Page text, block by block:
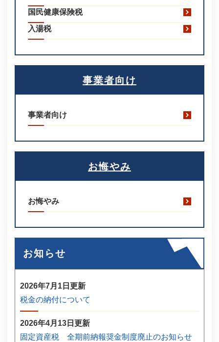
国民健康保険税
入湯税
事業者向け
事業者向け
お悔やみ
お悔やみ
お知らせ
2026年7月1日更新
税金の納付について
2026年4月13日更新
固定資産税 全期前納報奨金制度廃止のお知らせ